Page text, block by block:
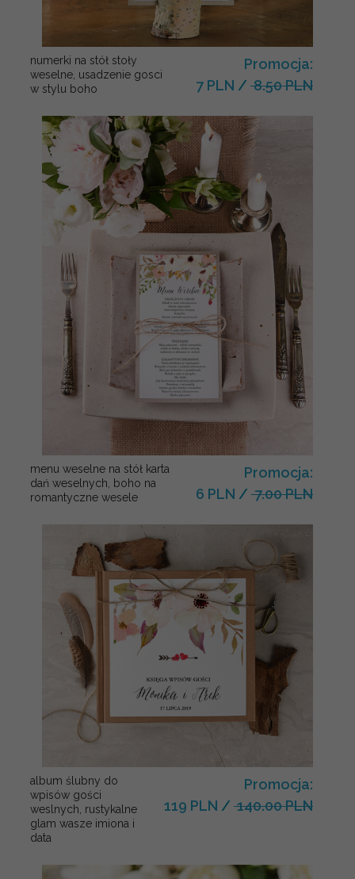
numerki na stół stoły
weselne, usadzenie gosci
w stylu boho
Promocja:
7 PLN / 8.50 PLN
menu weselne na stół karta
dań weselnych, boho na
romantyczne wesele
Promocja:
6 PLN / 7.00 PLN
album ślubny do
wpisów gości
weslnych, rustykalne
glam wasze imiona i
data
Promocja:
119 PLN / 140.00 PLN